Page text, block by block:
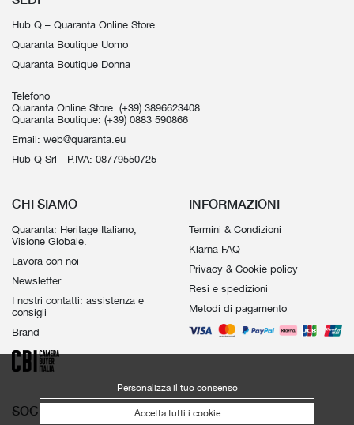
Hub Q – Quaranta Online Store
Quaranta Boutique Uomo
Quaranta Boutique Donna
Telefono
Quaranta Online Store: (+39) 3896623408
Quaranta Boutique: (+39) 0883 590866
Email: web@quaranta.eu
Hub Q Srl - P.IVA: 08779550725
CHI SIAMO
Quaranta: Heritage Italiano,
Visione Globale.
Lavora con noi
Newsletter
I nostri contatti: assistenza e
consigli
Brand
INFORMAZIONI
Termini & Condizioni
Klarna FAQ
Privacy & Cookie policy
Resi e spedizioni
Metodi di pagamento
SOCIAL Accetta tutti i cookie
Personalizza il tuo consenso